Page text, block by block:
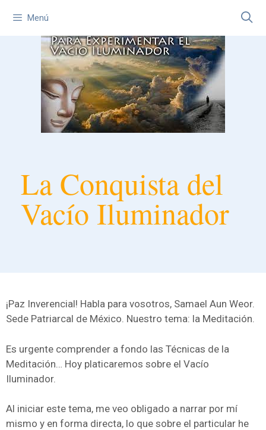
Menú
La Conquista del
Vacío Iluminador
¡Paz Inverencial! Habla para vosotros, Samael Aun Weor.
Sede Patriarcal de México. Nuestro tema: la Meditación.
Es urgente comprender a fondo las Técnicas de la
Meditación… Hoy platicaremos sobre el Vacío
Iluminador.
Al iniciar este tema, me veo obligado a narrar por mí
mismo y en forma directa, lo que sobre el particular he